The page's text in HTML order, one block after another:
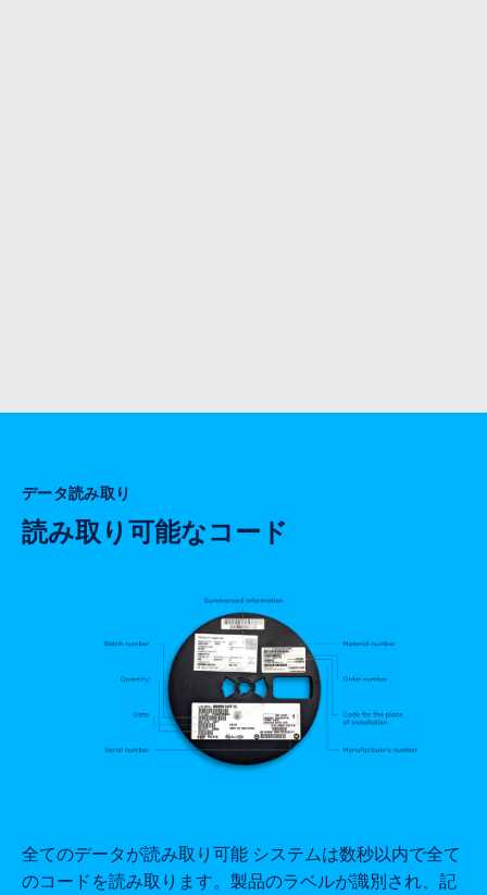
データ読み取り
読み取り可能なコード
全てのデータが読み取り可能 システムは数秒以内で全て
のコードを読み取ります。製品のラベルが識別され、記